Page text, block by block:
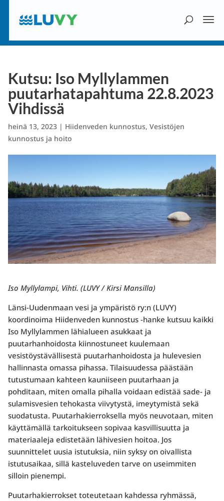
Kutsu: Iso Myllylammen
puutarhatapahtuma 22.8.2023
Vihdissä
heinä 13, 2023| Hiidenveden kunnostus, Vesistöjen
kunnostus ja hoito
Iso Myllylampi, Vihti. (LUVY / Kirsi Mansilla)
Länsi-Uudenmaan vesi ja ympäristö ry:n (LUVY)
koordinoima Hiidenveden kunnostus -hanke kutsuu kaikki
Iso Myllylammen lähialueen asukkaat ja
puutarhanhoidosta kiinnostuneet kuulemaan
vesistöystävällisestä puutarhanhoidosta ja hulevesien
hallinnasta omassa pihassa. Tilaisuudessa päästään
tutustumaan kahteen kauniiseen puutarhaan ja
pohditaan, miten omalla pihalla voidaan edistää sade- ja
sulamisvesien tehokasta viivytystä, imeytymistä sekä
suodatusta. Puutarhakierroksella myös neuvotaan, miten
käyttämällä tarkoitukseen sopivaa kasvillisuutta ja
materiaaleja edistetään lähivesien hoitoa. Jos
suunnittelet uusia istutuksia, niin syksy on oivallista
istutusaikaa, sillä kasteluveden tarve on useimmiten
silloin pienempi.
Puutarhakierrokset toteutetaan kahdessa ryhmässä,